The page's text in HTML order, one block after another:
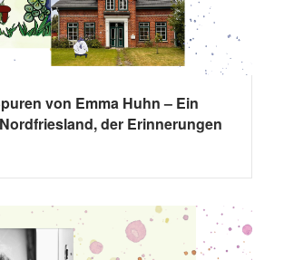
von Emma Huhn – Ein
der Erinnerungen